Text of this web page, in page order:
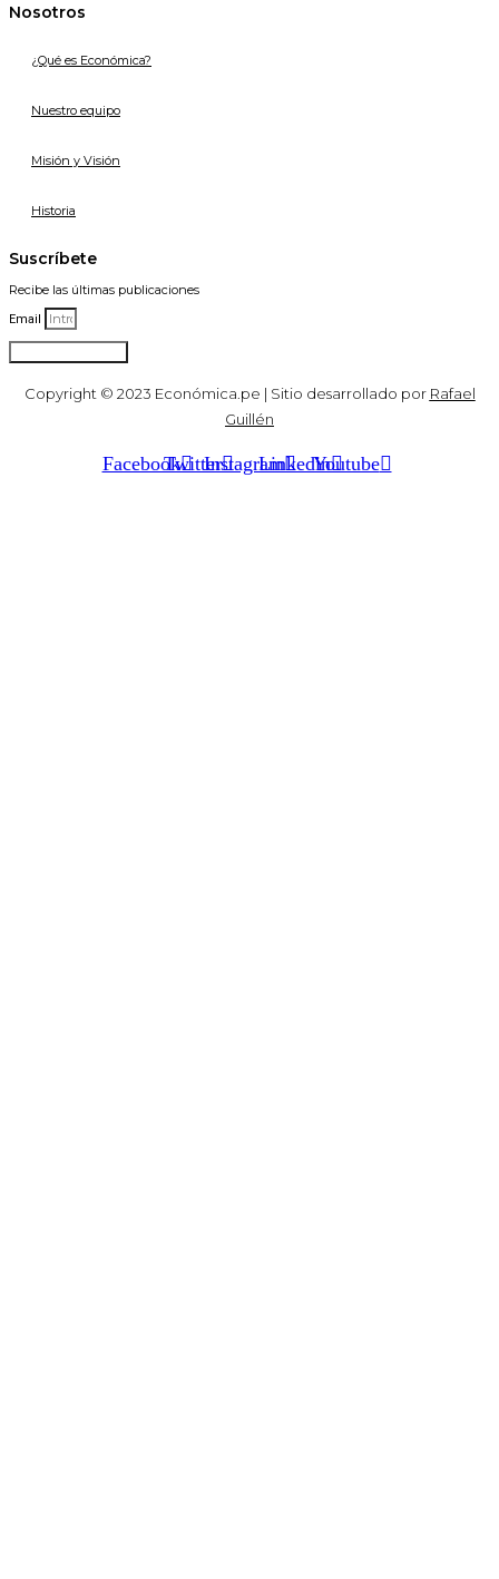
Nosotros
¿Qué es Económica?
Nuestro equipo
Misión y Visión
Historia
Suscríbete
Recibe las últimas publicaciones
Email
Copyright © 2023 Económica.pe | Sitio desarrollado por Rafael
Guillén
FacebookTwitterInstagramLinkedinYoutube